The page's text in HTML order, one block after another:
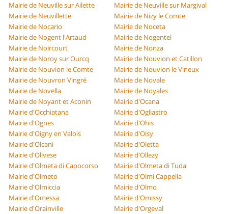
Mairie de Neuville sur Ailette
Mairie de Neuville sur Margival
Mairie de Neuvillette
Mairie de Nizy le Comte
Mairie de Nocario
Mairie de Noceta
Mairie de Nogent l'Artaud
Mairie de Nogentel
Mairie de Noircourt
Mairie de Nonza
Mairie de Noroy sur Ourcq
Mairie de Nouvion et Catillon
Mairie de Nouvion le Comte
Mairie de Nouvion le Vineux
Mairie de Nouvron Vingré
Mairie de Novale
Mairie de Novella
Mairie de Noyales
Mairie de Noyant et Aconin
Mairie d'Ocana
Mairie d'Occhiatana
Mairie d'Ogliastro
Mairie d'Ognes
Mairie d'Ohis
Mairie d'Oigny en Valois
Mairie d'Oisy
Mairie d'Olcani
Mairie d'Oletta
Mairie d'Olivese
Mairie d'Ollezy
Mairie d'Olmeta di Capocorso
Mairie d'Olmeta di Tuda
Mairie d'Olmeto
Mairie d'Olmi Cappella
Mairie d'Olmiccia
Mairie d'Olmo
Mairie d'Omessa
Mairie d'Omissy
Mairie d'Orainville
Mairie d'Orgeval